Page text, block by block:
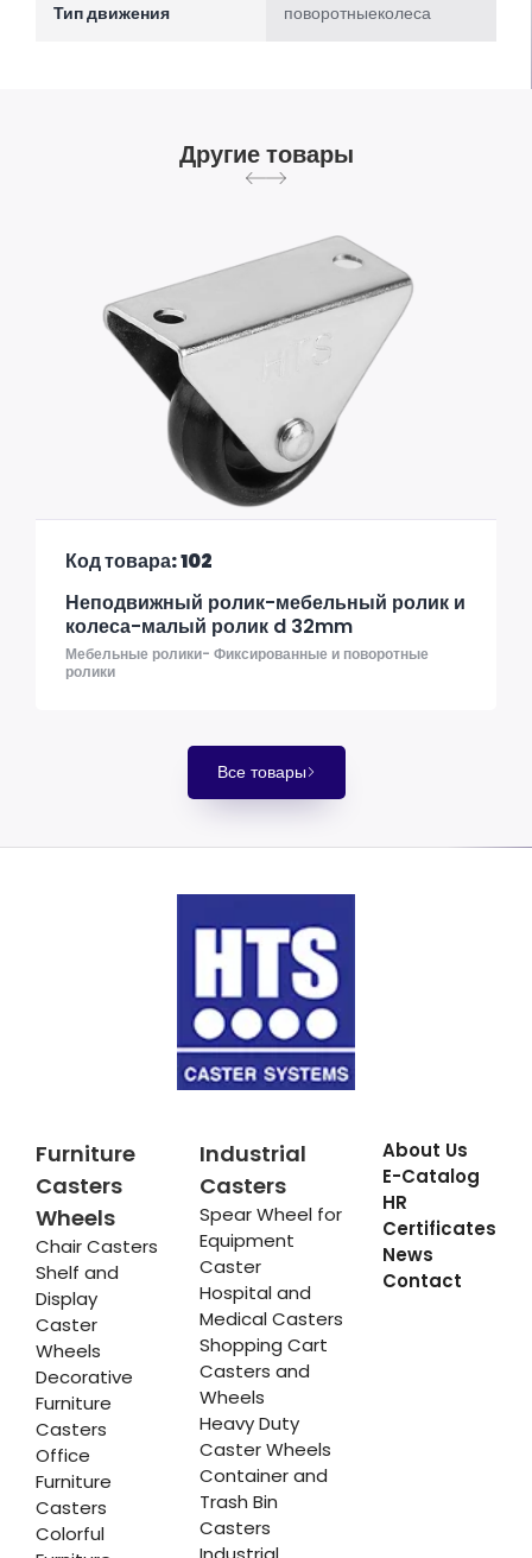
Тип движения поворотныеколеса
Другие товары
Код товара: 102
Неподвижный ролик-мебельный ролик и
колеса-малый ролик d 32mm
Мебельные ролики- Фиксированные и поворотные
ролики
Все товары
Furniture
Casters
Wheels
Chair Casters
Shelf and
Display
Caster
Wheels
Decorative
Furniture
Casters
Office
Furniture
Casters
Colorful
Industrial
Casters
Spear Wheel for
Equipment
Caster
Hospital and
Medical Casters
Shopping Cart
Casters and
Wheels
Heavy Duty
Caster Wheels
Container and
Trash Bin
Casters
About Us
E-Catalog
HR
Certificates
News
Contact